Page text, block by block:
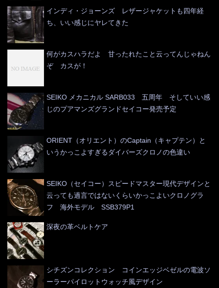
インディ・ジョーンズ レザージャケットも四年経
ち、いい感じにヤレてきた
何がカスハラだよ 甘ったれたこと云ってんじゃねん
ぞ カスが！
SEIKO メカニカル SARB033 五周年 そしていい感
じのプアマンズグランドセイコー発売予定
ORIENT（オリエント）のCaptain（キャプテン）と
いうかっこよすぎるダイバーズクロノの色違い
SEIKO（セイコー）スピードマスター現代デザインと
云っても過言ではないくらいかっこよいクロノグラ
フ 海外モデル SSB379P1
深夜の革ベルトケア
シチズンコレクション コインエッジベゼルの電波ソ
ーラーパイロットウォッチ風デザイン